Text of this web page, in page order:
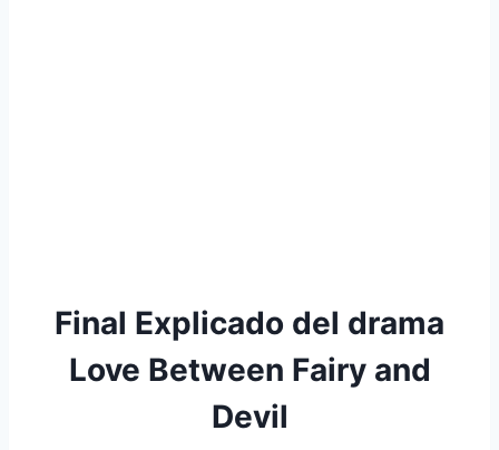
Final Explicado del drama
Love Between Fairy and
Devil